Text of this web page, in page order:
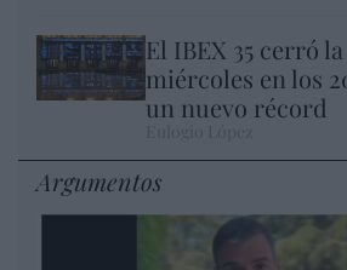
El IBEX 35 cerró
miércoles en los
un nuevo récord
Argumentos